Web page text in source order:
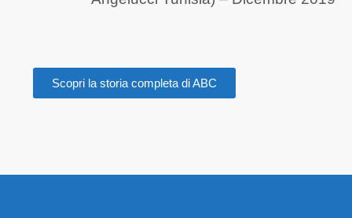
Scopri la storia completa di ABC